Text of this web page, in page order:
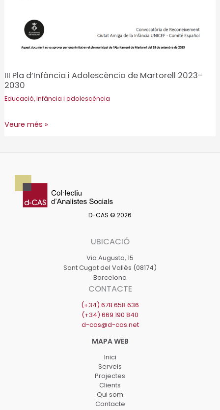
III Pla d’Infància i Adolescència de Martorell 2023-
2030
Educació,Infància i adolescència
III
Adolescència
Martorell
Veure més »
D-CAS © 2026
UBICACIÓ
Via Augusta, 15
Sant Cugat del Vallès (08174)
Barcelona
CONTACTE
(+34) 678 658 636
(+34) 669 190 840
d-cas@d-cas.net
Inici
Serveis
Projectes
Clients
Qui som
Contacte